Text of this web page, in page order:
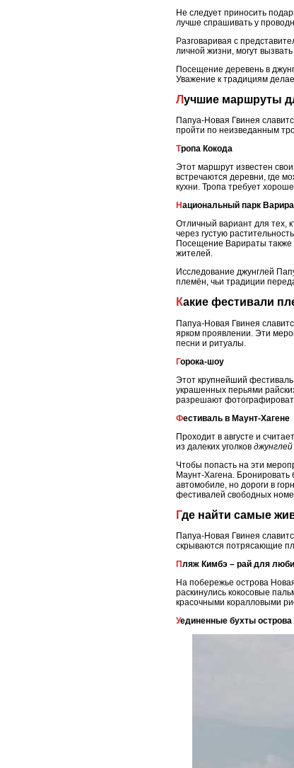
Не следует приносить
лучше спрашивать у
Разговаривая с
личной жизни, могут
Посещение деревень в
Уважение к традициям
Лучшие маршруты
Папуа-Новая Гвинея
пройти по неизведанным
Тропа Кокода
Этот маршрут известен
встречаются деревни, где
кухни. Тропа требует
Национальный парк
Отличный вариант для тех,
через густую
Посещение Варираты также
жителей.
Исследование джунглей
племён, чьи традиции
Какие фестивали
Папуа-Новая Гвинея
ярком проявлении. Эти
песни и ритуалы.
Горока-шоу
Этот крупнейший фестиваль
украшенных перьями
разрешают
Фестиваль в Маунт-Хагене
Проходит в августе и
из далеких уголков джунглей
Чтобы попасть на эти
Маунт-Хагена. Бронировать
автомобиле, но дороги в
фестивалей свободных
Где найти самые
Папуа-Новая Гвинея
скрываются потрясающие
Пляж Кимбэ – рай для
На побережье острова
раскинулись кокосовые
красочными коралловыми
Уединенные бухты